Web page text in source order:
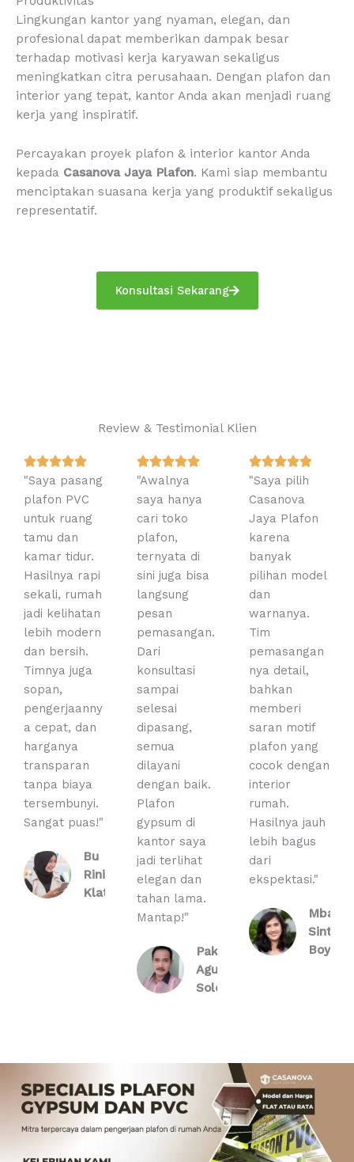
Lingkungan kantor yang nyaman, elegan, dan
profesional dapat memberikan dampak besar
terhadap motivasi kerja karyawan sekaligus
meningkatkan citra perusahaan. Dengan plafon dan
interior yang tepat, kantor Anda akan menjadi ruang
kerja yang inspiratif.
Percayakan proyek plafon & interior kantor Anda
kepada Casanova Jaya Plafon. Kami siap membantu
menciptakan suasana kerja yang produktif sekaligus
representatif.
Konsultasi Sekarang
Review & Testimonial Klien
R
a
t
e
5
o
u
t
o
5
"Saya pasang
plafon PVC
untuk ruang
tamu dan
kamar tidur.
Hasilnya rapi
sekali, rumah
jadi kelihatan
lebih modern
dan bersih.
Timnya juga
sopan,
pengerjaanny
a cepat, dan
harganya
transparan
tanpa biaya
tersembunyi.
Sangat puas!"
Bu
Rini,
Klaten
R
t
5
o
o
"Awalnya
saya hanya
cari toko
plafon,
ternyata di
sini juga bisa
langsung
pesan
pemasangan.
Dari
konsultasi
sampai
selesai
dipasang,
semua
dilayani
dengan baik.
Plafon
gypsum di
kantor saya
jadi terlihat
elegan dan
tahan lama.
Mantap!"
Pak
Agus,
Solo
R
e
o
f
"Saya pilih
Casanova
Jaya Plafon
karena
banyak
pilihan model
dan
warnanya.
Tim
pemasangan
nya detail,
bahkan
memberi
saran motif
plafon yang
cocok dengan
interior
rumah.
Hasilnya jauh
lebih bagus
dari
ekspektasi."
Mbak
Sinta,